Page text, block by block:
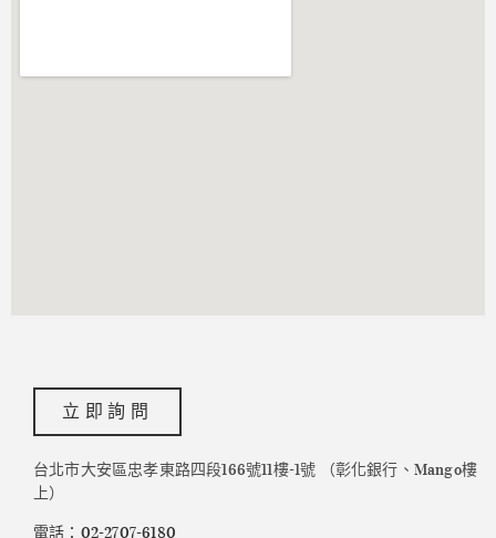
立即詢問
台北市大安區忠孝東路四段166號11樓-1號 （彰化銀行、Mango樓
上）
電話：02-2707-6180